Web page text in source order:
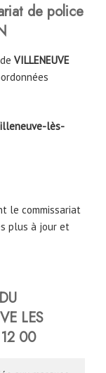
de police
VILLENEUVE
lès-
le commissariat
plus à jour et
LES
00